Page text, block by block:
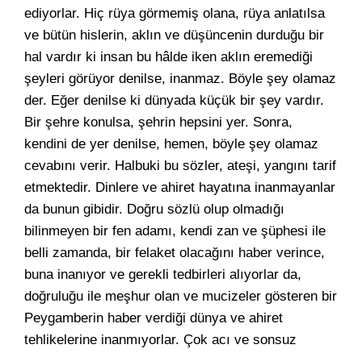
ediyorlar. Hiç rüya görmemiş olana, rüya anlatılsa
ve bütün hislerin, aklın ve düşüncenin durduğu bir
hal vardır ki insan bu hâlde iken aklın eremediği
şeyleri görüyor denilse, inanmaz. Böyle şey olamaz
der. Eğer denilse ki dünyada küçük bir şey vardır.
Bir şehre konulsa, şehrin hepsini yer. Sonra,
kendini de yer denilse, hemen, böyle şey olamaz
cevabını verir. Halbuki bu sözler, ateşi, yangını tarif
etmektedir. Dinlere ve ahiret hayatına inanmayanlar
da bunun gibidir. Doğru sözlü olup olmadığı
bilinmeyen bir fen adamı, kendi zan ve şüphesi ile
belli zamanda, bir felaket olacağını haber verince,
buna inanıyor ve gerekli tedbirleri alıyorlar da,
doğruluğu ile meşhur olan ve mucizeler gösteren bir
Peygamberin haber verdiği dünya ve ahiret
tehlikelerine inanmıyorlar. Çok acı ve sonsuz